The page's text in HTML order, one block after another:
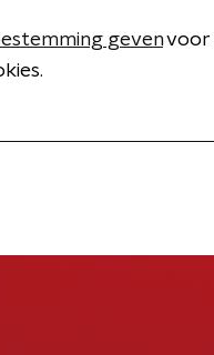
gevenvoor